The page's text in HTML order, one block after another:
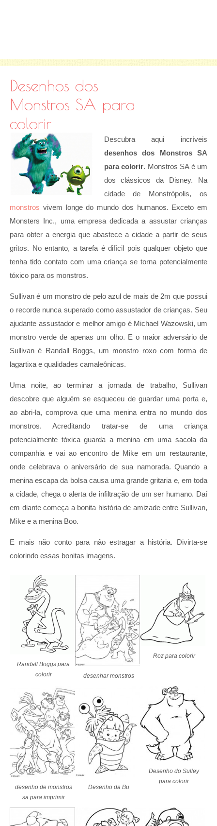
Desenhos dos
Monstros SA para
colorir
Descubra aqui incríveis
desenhos dos
Monstros SA
para colorir. Monstros SA é um
dos clássicos da Disney. Na
cidade de Monstrópolis, os
monstros vivem longe do mundo dos humanos. Exceto em
Monsters Inc., uma empresa dedicada a assustar crianças
para obter a energia que abastece a cidade a partir de seus
gritos. No entanto, a tarefa é difícil pois qualquer objeto que
tenha tido contato com uma criança se torna potencialmente
tóxico para os monstros.
Sullivan é um monstro de pelo azul de mais de 2m que possui
o recorde nunca superado como assustador de crianças. Seu
ajudante assustador e melhor amigo é Michael Wazowski, um
monstro verde de apenas um olho. E o maior adversário de
Sullivan é Randall Boggs, um monstro roxo com forma de
lagartixa e qualidades camaleônicas.
Uma noite, ao terminar a jornada de trabalho, Sullivan
descobre que alguém se esqueceu de guardar uma porta e,
ao abri-la, comprova que uma menina entra no mundo dos
monstros. Acreditando tratar-se de uma criança
potencialmente tóxica guarda a menina em uma sacola da
companhia e vai ao encontro de Mike em um restaurante,
onde celebrava o aniversário de sua namorada. Quando a
menina escapa da bolsa causa uma grande gritaria e, em toda
a cidade, chega o alerta de infiltração de um ser humano. Daí
em diante começa a bonita história de amizade entre Sullivan,
Mike e a menina Boo.
E mais não conto para não estragar a história. Divirta-se
colorindo essas bonitas imagens.
Randall Boggs para
colorir
desenhar monstros
Roz para colorir
desenho de monstros
sa para imprimir
Desenho da Bu
Desenho do Sulley
para colorir